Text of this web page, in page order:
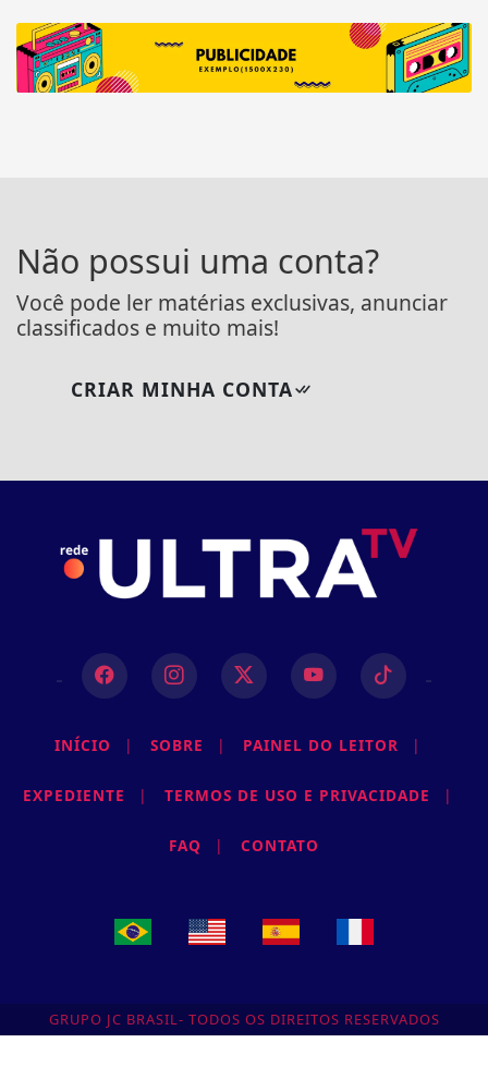
Não possui uma conta?
Você pode ler matérias exclusivas, anunciar
classificados e muito mais!
CRIAR MINHA CONTA
INÍCIO | SOBRE | PAINEL DO LEITOR |
EXPEDIENTE | TERMOS DE USO E PRIVACIDADE |
FAQ | CONTATO
GRUPO JC BRASIL- TODOS OS DIREITOS RESERVADOS
Termos de Uso e Privacidade
Esse site utiliza cookies para melhorar sua
de Uso e Privacidade.